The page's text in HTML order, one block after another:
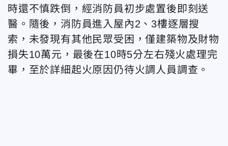
時還不慎跌倒，經消防員初步處置後即刻送
醫。隨後，消防員進入屋內2、3樓逐層搜
索，未發現有其他民眾受困，僅建築物及財物
損失10萬元，最後在10時5分左右殘火處理完
畢，至於詳細起火原因仍待火調人員調查。